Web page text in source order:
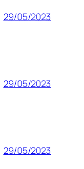
29/05/2023
29/05/2023
29/05/2023